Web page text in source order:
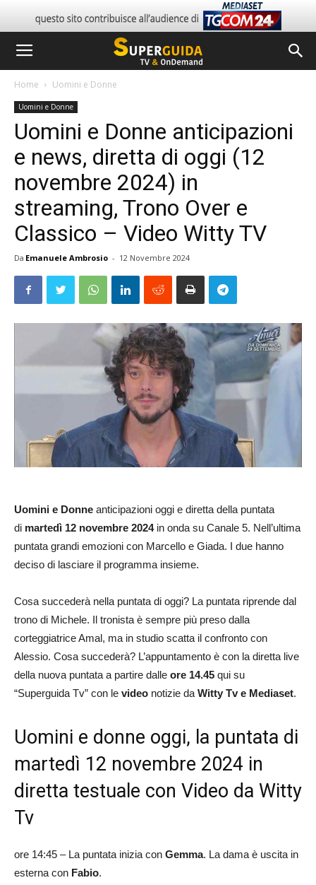
Home Uomini e Donne
Uomini e Donne
Uomini e Donne anticipazioni
e news, diretta di oggi (12
novembre 2024) in
streaming, Trono Over e
Classico – Video Witty TV
Da Emanuele Ambrosio - 12 Novembre 2024
Uomini e Donne anticipazioni oggi e diretta della puntata
di martedì 12 novembre 2024 in onda su Canale 5. Nell’ultima
puntata grandi emozioni con Marcello e Giada. I due hanno
deciso di lasciare il programma insieme.
Cosa succederà nella puntata di oggi? La puntata riprende dal
trono di Michele. Il tronista è sempre più preso dalla
corteggiatrice Amal, ma in studio scatta il confronto con
Alessio. Cosa succederà? L’appuntamento è con la diretta live
della nuova puntata a partire dalle ore 14.45 qui su
“Superguida Tv” con le video notizie da Witty Tv e Mediaset.
Uomini e donne oggi, la puntata di
martedì 12 novembre 2024 in
diretta testuale con Video da Witty
Tv
ore 14:45 – La puntata inizia con Gemma. La dama è uscita in
esterna con Fabio.